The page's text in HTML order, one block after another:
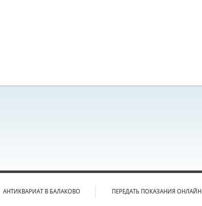
АНТИКВАРИАТ В БАЛАКОВО ПЕРЕДАТЬ ПОКАЗАНИЯ ОНЛАЙН